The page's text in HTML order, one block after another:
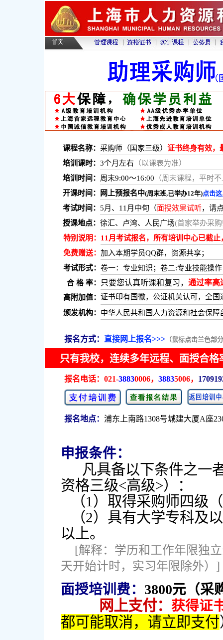
课程名称： 采购师（国家三级） 证书终身有效，
培训课时： 3个月左右 （以课表为准）
培训时间： 周末9:00～16:00 （周末课程，平时
开课时间：
网上预报名中(周末班,已举办12年)点击
考试时间： 5月、11月中旬（面授效果试听，请
授课地点： 徐汇、卢湾、人民广场(首家举办采
特别说明： 11月考试报名，所有培训中心已截
免费赠送： 加入本期学员QQ群，资源共享；
考试形式： 卷一：专业知识；卷二:专业技能操作
合 格 率：
只要您认真听课和复习， 通过率高
高附加值： 证书印有国徽，公证机关认可，全
颁发机构： 中华人民共和国人力资源和社会保
报名方式： 直接网上报名>>> （鼠标点击兰色部
只有我校，连续多年远程、面授合
报名电话： 021-38830006， 38835006，
报名地点： 浦东上南路1308号城建大厦A座
申报条件：
凡具备以下条件之一
资格三级<高级>）：
（1）取得采购师四级
（2）具有大学专科及
以上。
[解释：学历和工作年限独
天开始计时，实习年限除外）]
面授培训费： 3800元（采
网上支付： 获得证
都可能取消，请立即支付